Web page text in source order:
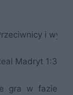
i wyniki
Madryt 1:3,
gra w fazie